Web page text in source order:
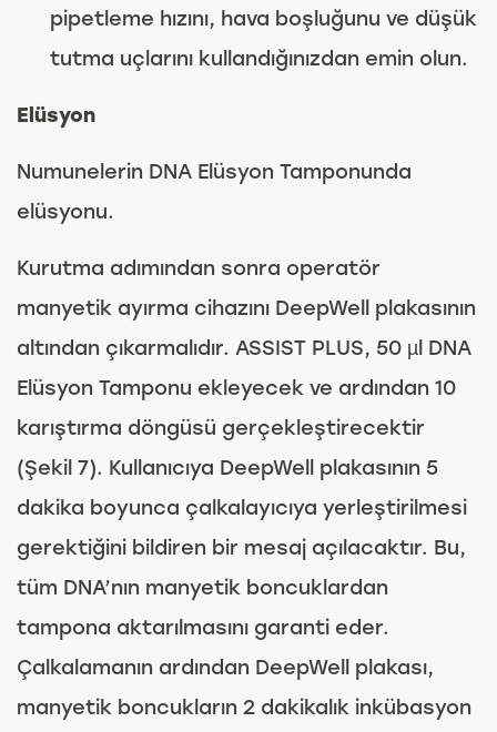
pipetleme hızını, hava boşluğunu ve düşük
tutma uçlarını kullandığınızdan emin olun.
Elüsyon
Numunelerin DNA Elüsyon Tamponunda
elüsyonu.
Kurutma adımından sonra operatör
manyetik ayırma cihazını DeepWell plakasının
altından çıkarmalıdır. ASSIST PLUS, 50 µl DNA
Elüsyon Tamponu ekleyecek ve ardından 10
karıştırma döngüsü gerçekleştirecektir
(Şekil 7). Kullanıcıya DeepWell plakasının 5
dakika boyunca çalkalayıcıya yerleştirilmesi
gerektiğini bildiren bir mesaj açılacaktır. Bu,
tüm DNA’nın manyetik boncuklardan
tampona aktarılmasını garanti eder.
Çalkalamanın ardından DeepWell plakası,
manyetik boncukların 2 dakikalık inkübasyon